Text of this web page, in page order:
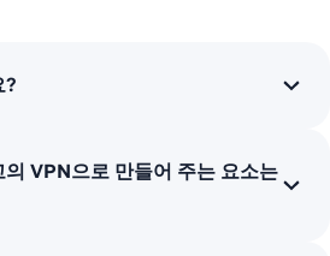
?
VPN으로 만들어 주는 요소는